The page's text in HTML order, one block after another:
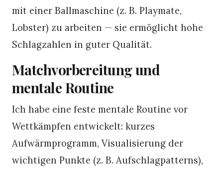
mit einer Ballmaschine (z. B. Playmate,
Lobster) zu arbeiten — sie ermöglicht hohe
Schlagzahlen in guter Qualität.
Matchvorbereitung und
mentale Routine
Ich habe eine feste mentale Routine vor
Wettkämpfen entwickelt: kurzes
Aufwärmprogramm, Visualisierung der
wichtigen Punkte (z. B. Aufschlagpatterns),